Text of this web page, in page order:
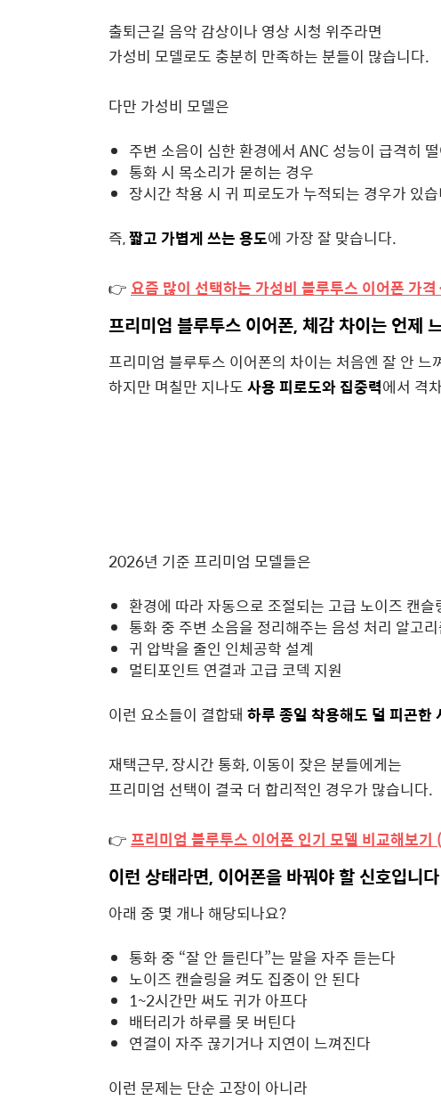
출퇴근길 음악 감상이나 영상 시청 위주라면
가성비 모델로도 충분히 만족하는 분들이 많습니다.
다만 가성비 모델은
주변 소음이 심한 환경에서 ANC 성능이 급격히
통화 시 목소리가 묻히는 경우
장시간 착용 시 귀 피로도가 누적되는 경우가 있
즉,짧고 가볍게 쓰는 용도에 가장 잘 맞습니다.
👉요즘 많이 선택하는 가성비 블루투스 이어폰 가
프리미엄 블루투스 이어폰, 체감 차이는 언제
프리미엄 블루투스 이어폰의 차이는 처음엔 잘 안 느
하지만 며칠만 지나도사용 피로도와 집중력에서 격
2026년 기준 프리미엄 모델들은
환경에 따라 자동으로 조절되는 고급 노이즈 캔슬
통화 중 주변 소음을 정리해주는 음성 처리 알고
귀 압박을 줄인 인체공학 설계
멀티포인트 연결과 고급 코덱 지원
이런 요소들이 결합돼 하루 종일 착용해도 덜 피곤한
재택근무, 장시간 통화, 이동이 잦은 분들에게는
프리미엄 선택이 결국 더 합리적인 경우가 많습니다.
👉프리미엄 블루투스 이어폰 인기 모델 비교해보기
이런 상태라면, 이어폰을 바꿔야 할 신호입니다
아래 중 몇 개나 해당되나요?
통화 중 “잘 안 들린다”는 말을 자주 듣는다
노이즈 캔슬링을 켜도 집중이 안 된다
1~2시간만 써도 귀가 아프다
배터리가 하루를 못 버틴다
연결이 자주 끊기거나 지연이 느껴진다
이런 문제는 단순 고장이 아니라